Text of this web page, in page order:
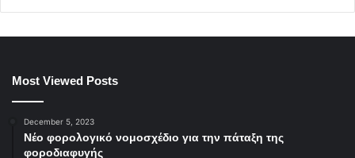
Most Viewed Posts
December 5, 2023
Νέο φορολογικό νομοσχέδιο για την πάταξη της
φοροδιαφυγής